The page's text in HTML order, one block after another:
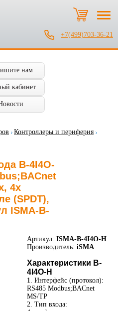
+7(499)703-36-21
нам
кабинет
Контроллеры и периферия
B-4I4O-
4x
(SPDT),
ISMA-B-
Артикул: ISMA-B-4I4O-H
Производитель: iSMA
Характеристики B-
4I4O-H
1. Интерфейс (протокол):
RS485 Modbus;BACnet
MS/TP
2. Тип входа: